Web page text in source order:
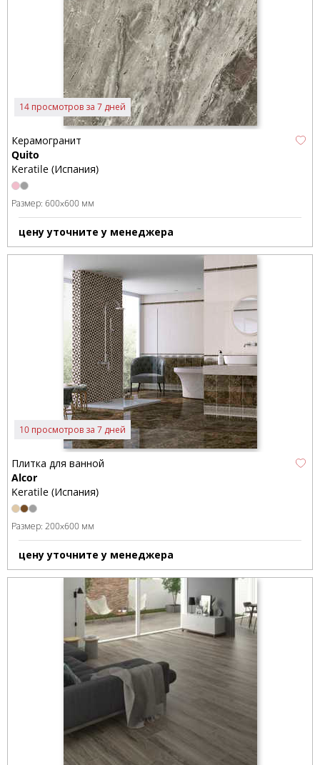
14 просмотров за 7 дней
Керамогранит
Quito
Keratile (Испания)
Размер: 600x600 мм
цену уточните у менеджера
10 просмотров за 7 дней
Плитка для ванной
Alcor
Keratile (Испания)
Размер: 200x600 мм
цену уточните у менеджера